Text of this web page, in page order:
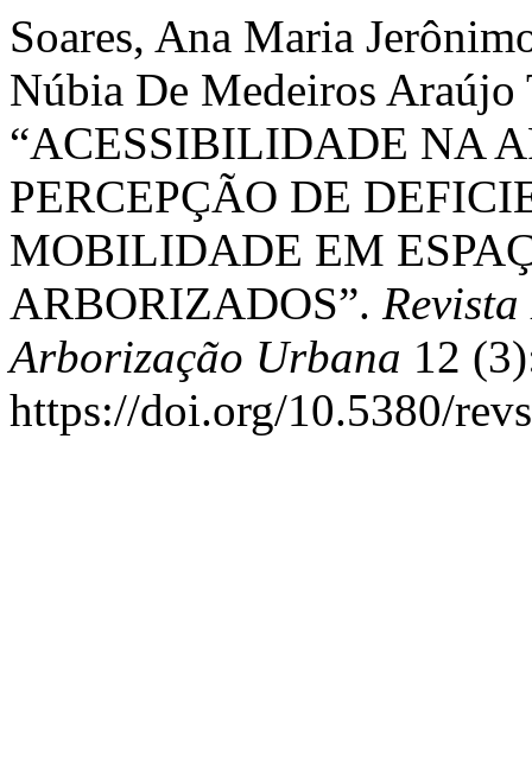
Soares, Ana Maria
Núbia De Medeiros Araújo
“ACESSIBILIDADE NA
PERCEPÇÃO DE
MOBILIDADE EM
ARBORIZADOS”.
Arborização Urbana 12
https://doi.org/10.5380/